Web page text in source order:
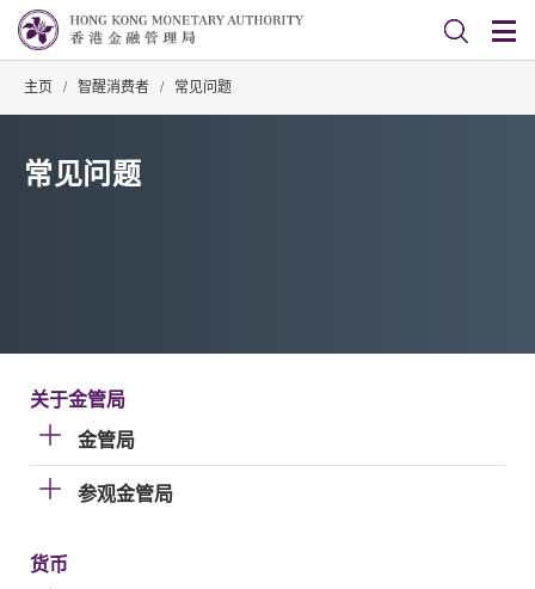
主页 / 智醒消费者 / 常见问题
常见问题
关于金管局
金管局
参观金管局
货币